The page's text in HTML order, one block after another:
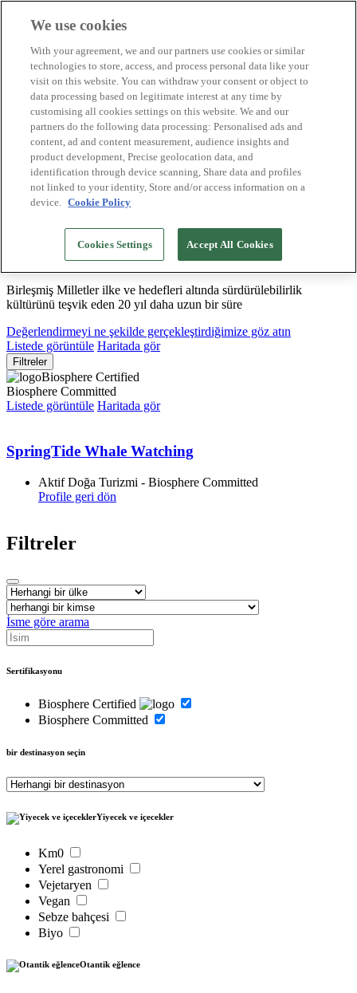
Biosphere Şirketlerini
Değerlendirmeyi nasıl yapıyoruz
Biz kimiz
TR
English
Español
Português
Français
Català
Deutsch
Sürdürülebilir modeller oluşturuyor ve iyi
uygulamaları tasdikliyoruz
Birleşmiş Milletler ilke ve hedefleri altında sürdürülebilirlik
kültürünü teşvik eden 20 yıl daha uzun bir süre
Değerlendirmeyi ne şekilde gerçekleştirdiğimize göz atın
Listede görüntüle Haritada gör
Filtreler
Biosphere Certified
Biosphere Committed
Listede görüntüle Haritada gör
SpringTide Whale Watching
Aktif Doğa Turizmi - Biosphere Committed
Profile geri dön
Filtreler
İsme göre arama
Sertifikasyonu
Biosphere Certified
Biosphere Committed
bir destinasyon seçin
Yiyecek ve içecekler
Km0
Yerel gastronomi
Vejetaryen
Vegan
Sebze bahçesi
Biyo
Otantik eğlence
We use cookies
With your agreement, we and our partners use cookies or similar
technologies to store, access, and process personal data like your
visit on this website. You can withdraw your consent or object to
data processing based on legitimate interest at any time by
customising all cookies settings on this website. We and our
partners do the following data processing: Personalised ads and
content, ad and content measurement, audience insights and
product development, Precise geolocation data, and
identification through device scanning, Share data and profiles
not linked to your identity, Store and/or access information on a
device. Cookie Policy
Cookies Settings Accept All Cookies